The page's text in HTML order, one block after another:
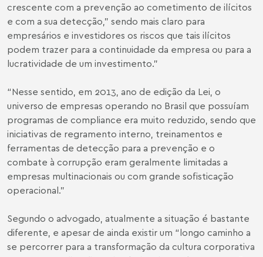
crescente com a prevenção ao cometimento de ilícitos
e com a sua detecção,” sendo mais claro para
empresários e investidores os riscos que tais ilícitos
podem trazer para a continuidade da empresa ou para a
lucratividade de um investimento.”
“Nesse sentido, em 2013, ano de edição da Lei, o
universo de empresas operando no Brasil que possuíam
programas de compliance era muito reduzido, sendo que
iniciativas de regramento interno, treinamentos e
ferramentas de detecção para a prevenção e o
combate à corrupção eram geralmente limitadas a
empresas multinacionais ou com grande sofisticação
operacional.”
Segundo o advogado, atualmente a situação é bastante
diferente, e apesar de ainda existir um “longo caminho a
se percorrer para a transformação da cultura corporativa